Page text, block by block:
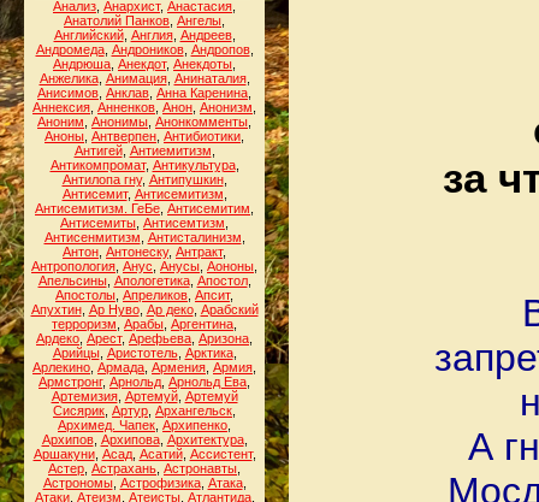
Анализ Анархист, Анастасия
Анатолий Панков Ангелы
Английский, Англия, Андреев,
Андромеда, Андроников, Андропов,
Андрюша Анекдот, Анекдоты
Анжелика, Анимация, Анинаталия,
Анисимов Анклав Анна Каренина
Аннексия Анненков Анон Анонизм
Аноним Анонимы Анонкомменты
Аноны Антверпен Антибиотики
Антигей, Антиемитизм
Антикомпромат, Антикультура,
Антилопа гну, Антипушкин,
Антисемит, Антисемитизм
Антисемитизм. ГеБе Антисемитим
Антисемиты Антисемтизм
Антисенмитизм Антисталинизм
Антон Антонеску, Антракт,
Антропология Анус Анусы Аононы
Апельсины, Апологетика, Апостол,
Апостолы Апреликов Апсит,
Апухтин, Ар Нуво, Ар деко, Арабский
терроризм Арабы Аргентина
Ардеко Арест, Арефьева Аризона
Арийцы, Аристотель, Арктика,
Арлекино Армада Армения Армия
Армстронг, Арнольд Арнольд Ева
Артемизия, Артемуй, Артемуй
Сисярик Артур Архангельск
Архимед. Чапек Архипенко
Архипов, Архипова, Архитектура,
Аршакуни, Асад, Асатий, Ассистент,
Астер Астрахань Астронавты
Астрономы, Астрофизика, Атака,
Атаки, Атеизм Атеисты, Атлантида,
за
А